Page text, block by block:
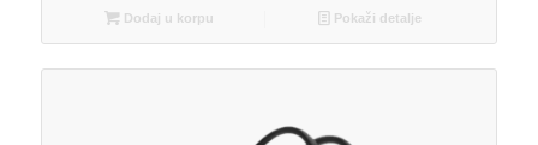
Dodaj u korpu Pokaži detalje